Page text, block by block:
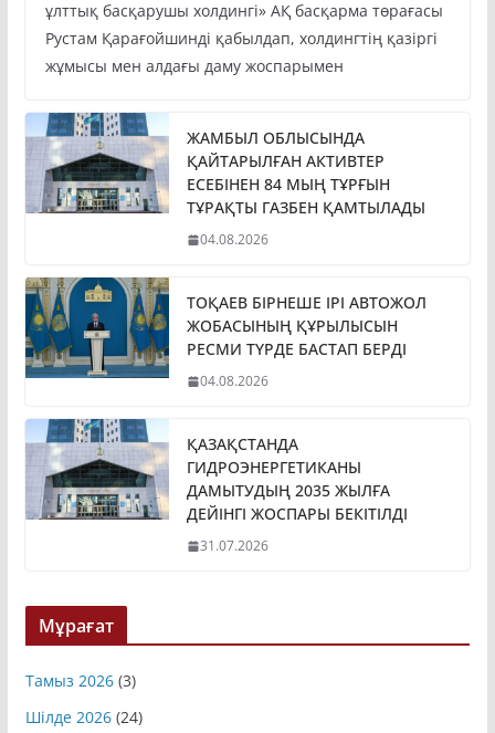
ұлттық басқарушы холдингі» АҚ басқарма төрағасы
Рустам Қарағойшинді қабылдап, холдингтің қазіргі
жұмысы мен алдағы даму жоспарымен
ЖАМБЫЛ ОБЛЫСЫНДА
ҚАЙТАРЫЛҒАН АКТИВТЕР
ЕСЕБІНЕН 84 МЫҢ ТҰРҒЫН
ТҰРАҚТЫ ГАЗБЕН ҚАМТЫЛАДЫ
04.08.2026
ТОҚАЕВ БІРНЕШЕ ІРІ АВТОЖОЛ
ЖОБАСЫНЫҢ ҚҰРЫЛЫСЫН
РЕСМИ ТҮРДЕ БАСТАП БЕРДІ
04.08.2026
ҚАЗАҚСТАНДА
ГИДРОЭНЕРГЕТИКАНЫ
ДАМЫТУДЫҢ 2035 ЖЫЛҒА
ДЕЙІНГІ ЖОСПАРЫ БЕКІТІЛДІ
31.07.2026
Мұрағат
Тамыз 2026(3)
Шілде 2026(24)